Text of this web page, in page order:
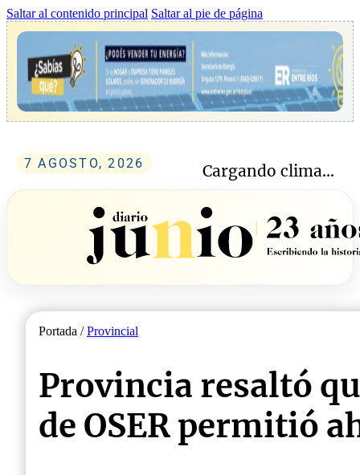
Saltar al contenido principal Saltar al pie de página
7 AGOSTO, 2026 Cargando clima...
Portada /Provincial
Provincia resaltó
de OSER permitió